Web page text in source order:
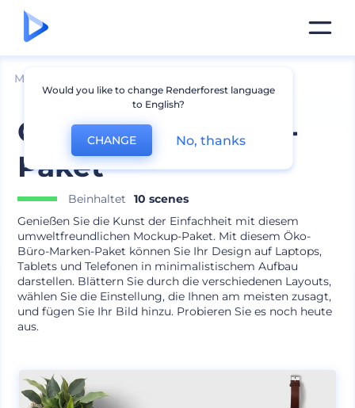
Mockups
Öko-Büro-Marken-
Paket
Beinhaltet
10 scenes
Genießen Sie die Kunst der Einfachheit mit diesem
umweltfreundlichen Mockup-Paket. Mit diesem Öko-
Büro-Marken-Paket können Sie Ihr Design auf Laptops,
Tablets und Telefonen in minimalistischem Aufbau
darstellen. Blättern Sie durch die verschiedenen Layouts,
wählen Sie die Einstellung, die Ihnen am meisten zusagt,
und fügen Sie Ihr Bild hinzu. Probieren Sie es noch heute
aus.
Would you like to change Renderforest language
to English?
CHANGE No, thanks